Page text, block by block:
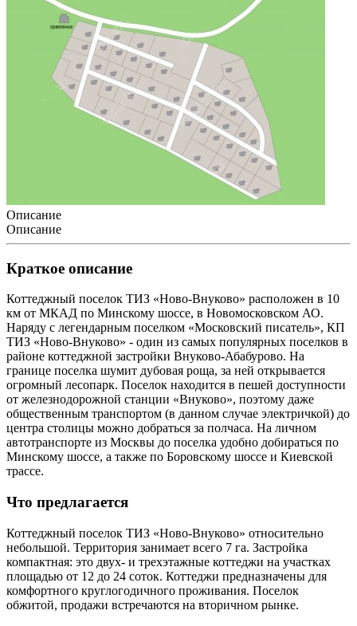
Описание
Описание
Краткое описание
Коттеджный поселок ТИЗ «Ново-Внуково» расположен в 10
км от МКАД по Минскому шоссе, в Новомосковском АО.
Наряду с легендарным поселком «Московский писатель», КП
ТИЗ «Ново-Внуково» - один из самых популярных поселков в
районе коттеджной застройки Внуково-Абабурово. На
границе поселка шумит дубовая роща, за ней открывается
огромный лесопарк. Поселок находится в пешей доступности
от железнодорожной станции «Внуково», поэтому даже
общественным транспортом (в данном случае электричкой) до
центра столицы можно добраться за полчаса. На личном
автотранспорте из Москвы до поселка удобно добираться по
Минскому шоссе, а также по Боровскому шоссе и Киевской
трассе.
Что предлагается
Коттеджный поселок ТИЗ «Ново-Внуково» относительно
небольшой. Территория занимает всего 7 га. Застройка
компактная: это двух- и трехэтажные коттеджи на участках
площадью от 12 до 24 соток. Коттеджи предназначены для
комфортного круглогодичного проживания. Поселок
обжитой, продажи встречаются на вторичном рынке.